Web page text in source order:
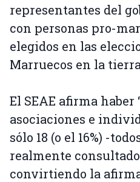
representantes del
con personas pro-
elegidos en las
Marruecos en la
El SEAE afirma haber
asociaciones e
sólo 18 (o el 16%) -
realmente
convirtiendo la